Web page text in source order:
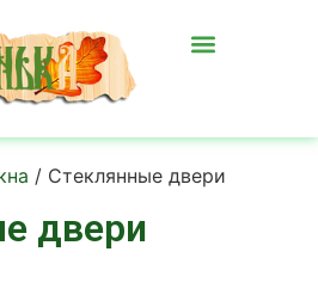
/ Стеклянные двери
двери